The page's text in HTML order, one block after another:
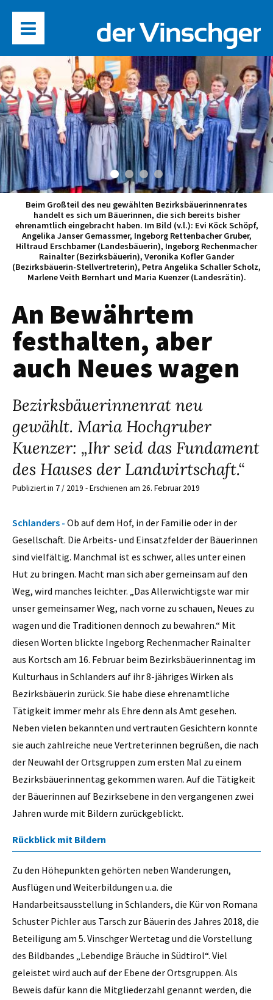
Beim Großteil des neu gewählten Bezirksbäuerinnenrates
handelt es sich um Bäuerinnen, die sich bereits bisher
ehrenamtlich eingebracht haben. Im Bild (v.l.): Evi Köck Schöpf,
Angelika Janser Gemassmer, Ingeborg Rettenbacher Gruber,
Hiltraud Erschbamer (Landesbäuerin), Ingeborg Rechenmacher
Rainalter (Bezirksbäuerin), Veronika Kofler Gander
(Bezirksbäuerin-Stellvertreterin), Petra Angelika Schaller Scholz,
Marlene Veith Bernhart und Maria Kuenzer (Landesrätin).
An Bewährtem
festhalten, aber
auch Neues wagen
Bezirksbäuerinnenrat neu
gewählt. Maria Hochgruber
Kuenzer: „Ihr seid das Fundament
des Hauses der Landwirtschaft.“
Publiziert in 7 / 2019 - Erschienen am 26. Februar 2019
Schlanders - Ob auf dem Hof, in der Familie oder in der
Gesellschaft. Die Arbeits- und Einsatzfelder der Bäuerinnen
sind vielfältig. Manchmal ist es schwer, alles unter einen
Hut zu bringen. Macht man sich aber gemeinsam auf den
Weg, wird manches leichter. „Das Allerwichtigste war mir
unser gemeinsamer Weg, nach vorne zu schauen, Neues zu
wagen und die Traditionen dennoch zu bewahren.“ Mit
diesen Worten blickte Ingeborg Rechenmacher Rainalter
aus Kortsch am 16. Februar beim Bezirksbäuerinnentag im
Kulturhaus in Schlanders auf ihr 8-jähriges Wirken als
Bezirksbäuerin zurück. Sie habe diese ehrenamtliche
Tätigkeit immer mehr als Ehre denn als Amt gesehen.
Neben vielen bekannten und vertrauten Gesichtern konnte
sie auch zahlreiche neue Vertreterinnen begrüßen, die nach
der Neuwahl der Ortsgruppen zum ersten Mal zu einem
Bezirksbäuerinnentag gekommen waren. Auf die Tätigkeit
der Bäuerinnen auf Bezirksebene in den vergangenen zwei
Jahren wurde mit Bildern zurückgeblickt.
Rückblick mit Bildern
Zu den Höhepunkten gehörten neben Wanderungen,
Ausflügen und Weiterbildungen u.a. die
Handarbeitsausstellung in Schlanders, die Kür von Romana
Schuster Pichler aus Tarsch zur Bäuerin des Jahres 2018, die
Beteiligung am 5. Vinschger Wertetag und die Vorstellung
des Bildbandes „Lebendige Bräuche in Südtirol“. Viel
geleistet wird auch auf der Ebene der Ortsgruppen. Als
Beweis dafür kann die Mitgliederzahl genannt werden, die